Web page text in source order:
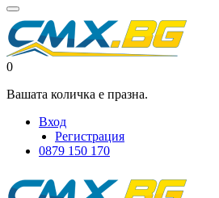
0
Вашата количка е празна.
Вход
Регистрация
0879 150 170